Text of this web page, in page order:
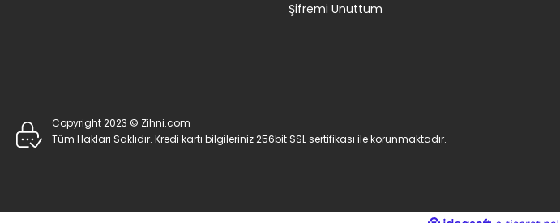
Şifremi Unuttum
Copyright 2023 © Zihni.com
Tüm Hakları Saklıdır. Kredi kartı bilgileriniz 256bit SSL sertifikası ile korunmaktadır.